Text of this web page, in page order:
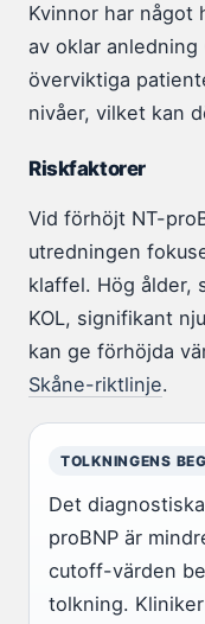
Kvinnor har något
av oklar anledning
överviktiga
nivåer, vilket kan
Riskfaktorer
Vid förhöjt NT-
utredningen
klaffel. Hög ålder,
KOL, signifikant
kan ge förhöjda
Skåne-riktlinje.
TOLKNINGENS
Det
proBNP är
cutoff-värden
tolkning.